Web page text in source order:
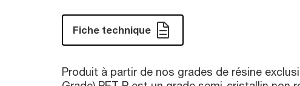
Fiche technique
Produit à partir de nos grades de résine